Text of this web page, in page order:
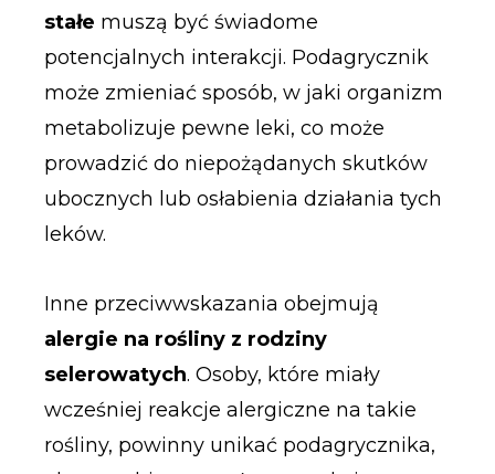
stałe muszą być świadome
potencjalnych interakcji. Podagrycznik
może zmieniać sposób, w jaki organizm
metabolizuje pewne leki, co może
prowadzić do niepożądanych skutków
ubocznych lub osłabienia działania tych
leków.
Inne przeciwwskazania obejmują
alergie na rośliny z rodziny
selerowatych. Osoby, które miały
wcześniej reakcje alergiczne na takie
rośliny, powinny unikać podagrycznika,